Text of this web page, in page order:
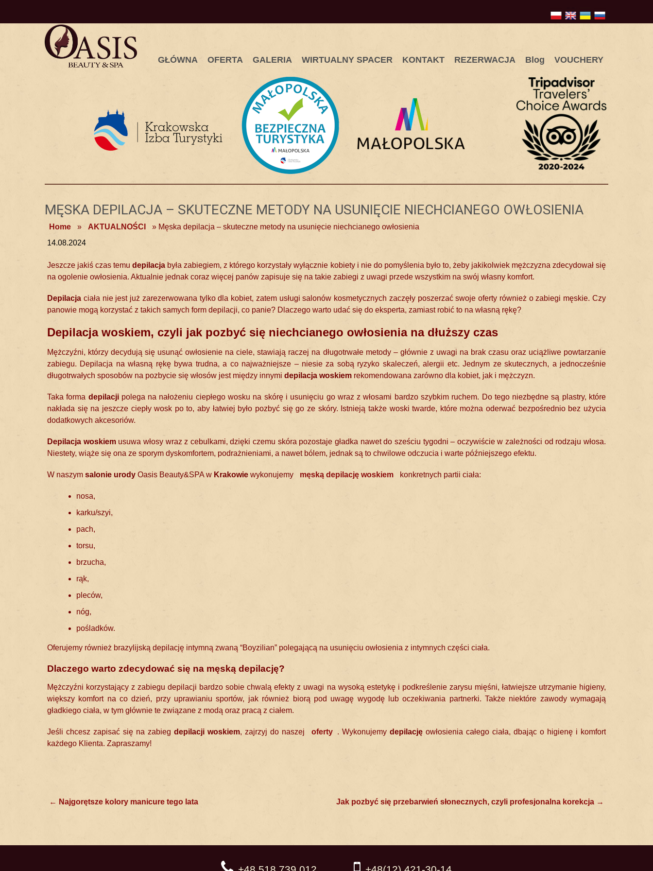
GŁÓWNA OFERTA GALERIA WIRTUALNY SPACER KONTAKT REZERWACJA Blog VOUCHERY
MĘSKA DEPILACJA – SKUTECZNE METODY NA USUNIĘCIE NIECHCIANEGO OWŁOSIENIA
Home » AKTUALNOŚCI » Męska depilacja – skuteczne metody na usunięcie niechcianego owłosienia
14.08.2024
Jeszcze jakiś czas temudepilacja była zabiegiem, z którego korzystały wyłącznie kobiety i nie do pomyślenia było to, żeby jakikolwiek mężczyzna zdecydował się
na ogolenie owłosienia. Aktualnie jednak coraz więcej panów zapisuje się na takie zabiegi z uwagi przede wszystkim na swój własny komfort.
Depilacja ciała nie jest już zarezerwowana tylko dla kobiet, zatem usługi salonów kosmetycznych zaczęły poszerzać swoje oferty również o zabiegi męskie. Czy
panowie mogą korzystać z takich samych form depilacji, co panie? Dlaczego warto udać się do eksperta, zamiast robić to na własną rękę?
Depilacja woskiem, czyli jak pozbyć się niechcianego owłosienia na dłuższy czas
Mężczyźni, którzy decydują się usunąć owłosienie na ciele, stawiają raczej na długotrwałe metody – głównie z uwagi na brak czasu oraz uciążliwe powtarzanie
zabiegu. Depilacja na własną rękę bywa trudna, a co najważniejsze – niesie za sobą ryzyko skaleczeń, alergii etc. Jednym ze skutecznych, a jednocześnie
długotrwałych sposobów na pozbycie się włosów jest między innymi depilacja woskiem rekomendowana zarówno dla kobiet, jak i mężczyzn.
Taka forma depilacjipolega na nałożeniu ciepłego wosku na skórę i usunięciu go wraz z włosami bardzo szybkim ruchem. Do tego niezbędne są plastry, które
nakłada się na jeszcze ciepły wosk po to, aby łatwiej było pozbyć się go ze skóry. Istnieją także woski twarde, które można oderwać bezpośrednio bez użycia
dodatkowych akcesoriów.
Depilacja woskiemusuwa włosy wraz z cebulkami, dzięki czemu skóra pozostaje gładka nawet do sześciu tygodni – oczywiście w zależności od rodzaju włosa.
Niestety, wiąże się ona ze sporym dyskomfortem, podrażnieniami, a nawet bólem, jednak są to chwilowe odczucia i warte późniejszego efektu.
W naszym salonie urody Oasis Beauty&SPA w Krakowie wykonujemy męską depilację woskiem konkretnych partii ciała:
nosa,
karku/szyi,
pach,
torsu,
brzucha,
rąk,
pleców,
nóg,
pośladków.
Oferujemy również brazylijską depilację intymną zwaną “Boyzilian” polegającą na usunięciu owłosienia z intymnych części ciała.
Dlaczego warto zdecydować się na męską depilację?
Mężczyźni korzystający z zabiegu depilacji bardzo sobie chwalą efekty z uwagi na wysoką estetykę i podkreślenie zarysu mięśni, łatwiejsze utrzymanie higieny,
większy komfort na co dzień, przy uprawianiu sportów, jak również biorą pod uwagę wygodę lub oczekiwania partnerki. Także niektóre zawody wymagają
gładkiego ciała, w tym głównie te związane z modą oraz pracą z ciałem.
Jeśli chcesz zapisać się na zabieg depilacji woskiem, zajrzyj do naszej oferty . Wykonujemydepilację owłosienia całego ciała, dbając o higienę i komfort
każdego Klienta. Zapraszamy!
Post
← Najgorętsze kolory manicure tego lata Jak pozbyć się przebarwień słonecznych, czyli profesjonalna korekcja →